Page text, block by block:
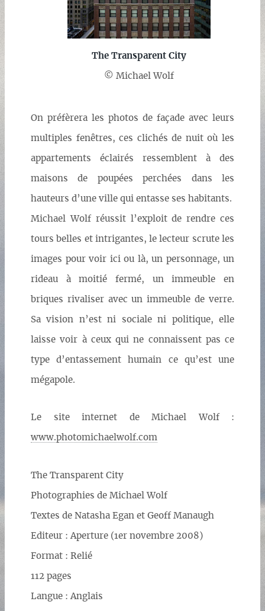
The Transparent City
© Michael Wolf
On préfèrera les photos de façade avec leurs
multiples fenêtres, ces clichés de nuit où les
appartements éclairés ressemblent à des
maisons de poupées perchées dans les
hauteurs d’une ville qui entasse ses habitants.
Michael Wolf réussit l’exploit de rendre ces
tours belles et intrigantes, le lecteur scrute les
images pour voir ici ou là, un personnage, un
rideau à moitié fermé, un immeuble en
briques rivaliser avec un immeuble de verre.
Sa vision n’est ni sociale ni politique, elle
laisse voir à ceux qui ne connaissent pas ce
type d’entassement humain ce qu’est une
mégapole.
Le site internet de Michael Wolf :
www.photomichaelwolf.com
The Transparent City
Photographies de Michael Wolf
Textes de Natasha Egan et Geoff Manaugh
Editeur : Aperture (1er novembre 2008)
Format : Relié
112 pages
Langue : Anglais